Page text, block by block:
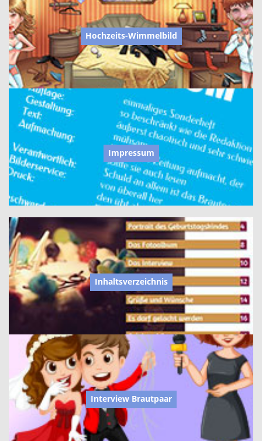
Hochzeits-Wimmelbild
Impressum
Inhaltsverzeichnis
Interview Brautpaar